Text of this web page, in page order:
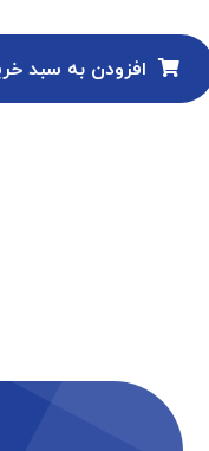
افزودن به سبد